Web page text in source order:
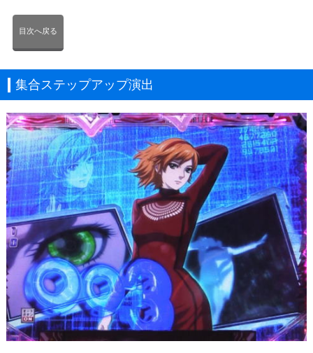
目次へ戻る
集合ステップアップ演出